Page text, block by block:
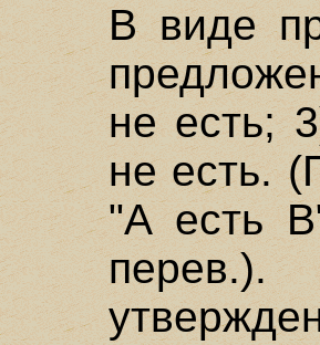
В виде
не есть;
не есть.
"А есть
перев.).